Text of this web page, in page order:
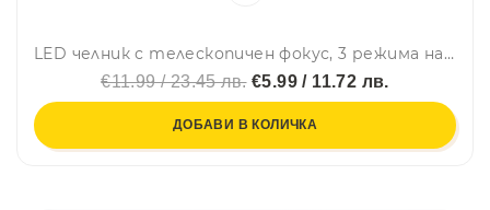
LED челник с телескопичен фокус, 3 режима на осветяване, 60-градсово рамо на наклон и до 8 часа работа-JS-929
€11.99 / 23.45 лв.€5.99 / 11.72 лв.
ДОБАВИ В КОЛИЧКА